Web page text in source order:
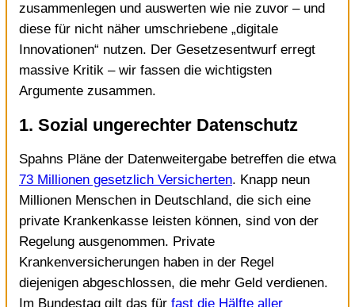
zusammenlegen und auswerten wie nie zuvor – und
diese für nicht näher umschriebene „digitale
Innovationen“ nutzen. Der Gesetzesentwurf erregt
massive Kritik – wir fassen die wichtigsten
Argumente zusammen.
1. Sozial ungerechter Datenschutz
Spahns Pläne der Datenweitergabe betreffen die etwa
73 Millionen gesetzlich Versicherten. Knapp neun
Millionen Menschen in Deutschland, die sich eine
private Krankenkasse leisten können, sind von der
Regelung ausgenommen. Private
Krankenversicherungen haben in der Regel
diejenigen abgeschlossen, die mehr Geld verdienen.
Im Bundestag gilt das für fast die Hälfte aller